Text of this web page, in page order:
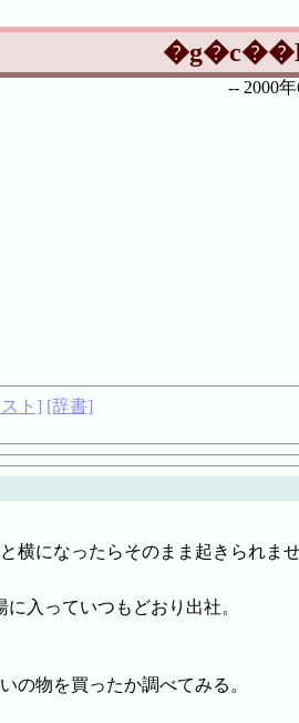
-- 2000
ト] [辞書]
横になったらそのまま起きられ
入っていつもどおり出社。
の物を買ったか調べてみる。